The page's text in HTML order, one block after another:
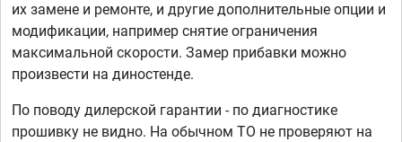
их замене и ремонте, и другие дополнительные опции и
модификации, например снятие ограничения
максимальной скорости. Замер прибавки можно
произвести на диностенде.
По поводу дилерской гарантии - по диагностике
прошивку не видно. На обычном ТО не проверяют на